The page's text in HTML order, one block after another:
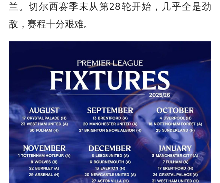
兰。切尔西赛季末从第28轮开始，几乎全是劲
敌，赛程十分艰难。